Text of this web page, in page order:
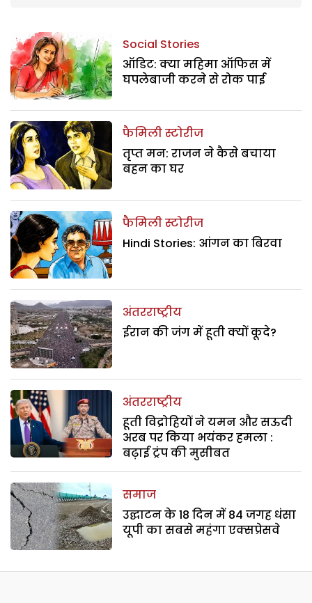
Social Stories
ऑडिट: क्या महिमा ऑफिस में
घपलेबाजी करने से रोक पाई
फैमिली स्टोरीज
तृप्त मन: राजन ने कैसे बचाया
बहन का घर
फैमिली स्टोरीज
Hindi Stories: आंगन का बिरवा
अंतरराष्ट्रीय
ईरान की जंग में हूती क्यों कूदे?
अंतरराष्ट्रीय
हूती विद्रोहियों ने यमन और सऊदी
अरब पर किया भयंकर हमला :
बढ़ाई ट्रंप की मुसीबत
समाज
उद्घाटन के 18 दिन में 84 जगह धंसा
यूपी का सबसे महंगा एक्सप्रेसवे